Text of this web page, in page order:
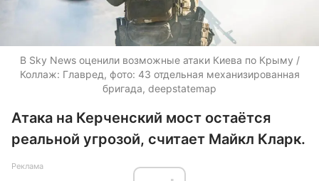
В Sky News оценили возможные атаки Киева по Крыму /
Коллаж: Главред, фото: 43 отдельная механизированная
бригада, deepstatemap
Атака на Керченский мост остаётся
реальной угрозой, считает Майкл Кларк.
Реклама